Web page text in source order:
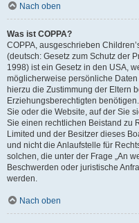
Nach oben
Was ist COPPA?
COPPA, ausgeschrieben
(deutsch: Gesetz zum Schutz der
1998) ist ein Gesetz in den USA,
möglicherweise persönliche
hierzu die Zustimmung der Eltern
Erziehungsberechtigten
Sie oder die Website, auf der Sie
Sie einen rechtlichen Beistand zu
Limited und der Besitzer dieses
und nicht die Anlaufstelle für
solchen, die unter der Frage „An
Beschwerden oder juristische
werden.
Nach oben